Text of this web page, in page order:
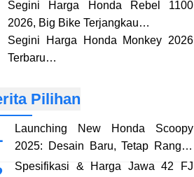
Segini Harga Honda Rebel 1100
2026, Big Bike Terjangkau…
Segini Harga Honda Monkey 2026
Terbaru…
Pilihan
Launching New Honda Scoopy
2025: Desain Baru, Tetap Rangka
eSAF…!!
Spesifikasi & Harga Jawa 42 FJ